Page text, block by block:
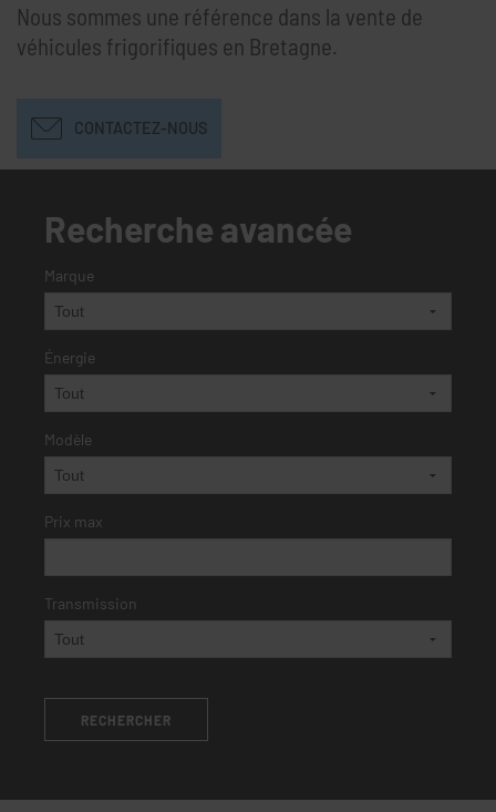
Nous sommes une référence dans la vente de
véhicules frigorifiques en Bretagne.
CONTACTEZ-NOUS
Recherche avancée
Marque
Énergie
Modèle
Prix max
Transmission